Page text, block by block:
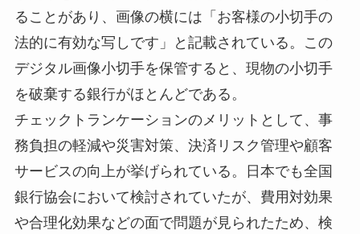
ることがあり、画像の横には「お客様の小切手の
法的に有効な写しです」と記載されている。この
デジタル画像小切手を保管すると、現物の小切手
を破棄する銀行がほとんどである。
チェックトランケーションのメリットとして、事
務負担の軽減や災害対策、決済リスク管理や顧客
サービスの向上が挙げられている。日本でも全国
銀行協会において検討されていたが、費用対効果
や合理化効果などの面で問題が見られたため、検